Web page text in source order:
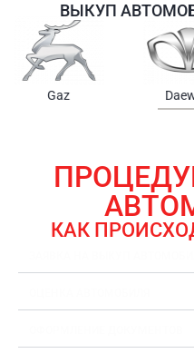
ВЫКУП
Samsung
КАК